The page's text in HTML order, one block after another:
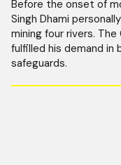
Before the onset of
Singh Dhami
mining four rivers.
fulfilled his demand in
safeguards.